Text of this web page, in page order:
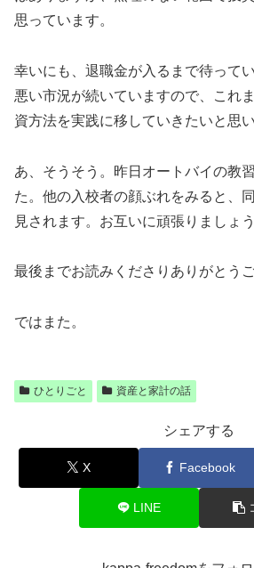
思っています。
幸いにも、退職金が入るまで待って
悪い市況が続いていますので、これ
資方法を実践に移していきたいと思い
あ、そうそう。昨日オートバイの教
た。他の入校者の顔ぶれをみると、
見されます。お互いに頑張りましょう
最後までお読みくださりありがとう
ではまた。
ひとりごと 資産と家計の話
シェアする
X Facebook
LINE